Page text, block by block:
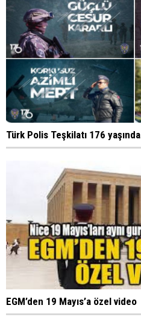
Türk Polis Teşkilatı 176
EGM’den 19 Mayıs’a özel video